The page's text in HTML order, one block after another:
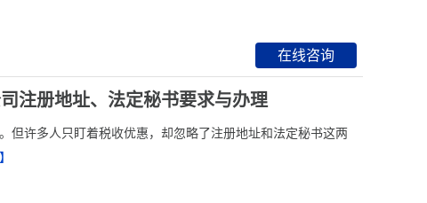
在线咨询
注册地址、法定秘书要求与办理
但许多人只盯着税收优惠，却忽略了注册地址和法定秘书这两